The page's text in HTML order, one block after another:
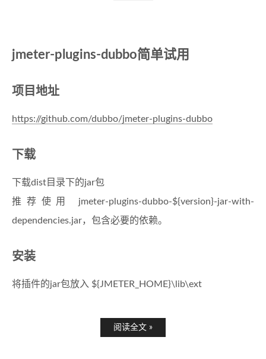
jmeter-plugins-dubbo简单试用
项目地址
https://github.com/dubbo/jmeter-plugins-dubbo
下载
下载dist目录下的jar包
推荐使用 jmeter-plugins-dubbo-${version}-jar-with-
dependencies.jar，包含必要的依赖。
安装
将插件的jar包放入 ${JMETER_HOME}\lib\ext
阅读全文 »